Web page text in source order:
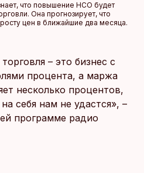
что повышение НСО будет
Она прогнозирует, что
цен в ближайшие два месяца.
– это бизнес с
процента, а маржа
несколько процентов,
себя нам не удастся», –
программе радио